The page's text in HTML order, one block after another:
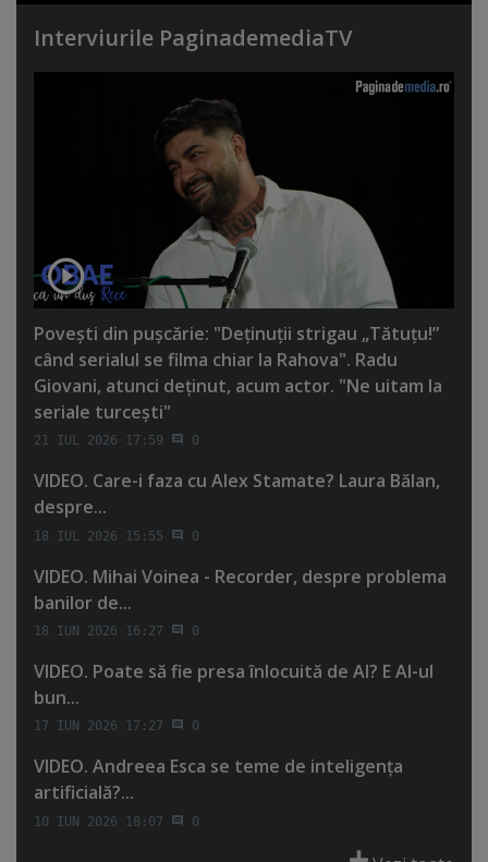
Interviurile PaginademediaTV
Poveşti din puşcărie: "Deţinuţii strigau „Tătuţu!”
când serialul se filma chiar la Rahova". Radu
Giovani, atunci deţinut, acum actor. "Ne uitam la
seriale turceşti"
21 IUL 2026 17:59 0
VIDEO. Care-i faza cu Alex Stamate? Laura Bălan,
despre...
18 IUL 2026 15:55 0
VIDEO. Mihai Voinea - Recorder, despre problema
banilor de...
18 IUN 2026 16:27 0
VIDEO. Poate să fie presa înlocuită de AI? E AI-ul
bun...
17 IUN 2026 17:27 0
VIDEO. Andreea Esca se teme de inteligenţa
artificială?...
10 IUN 2026 18:07 0